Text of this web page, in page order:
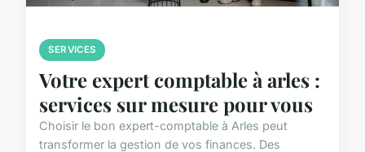
SERVICES
Votre expert comptable à arles :
services sur mesure pour vous
Choisir le bon expert-comptable à Arles peut
transformer la gestion de vos finances. Des